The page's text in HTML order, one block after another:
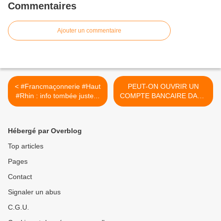
Commentaires
Ajouter un commentaire
< #Francmaçonnerie #Haut
#Rhin : info tombée juste...
PEUT-ON OUVRIR UN
COMPTE BANCAIRE DANS
UN PAYS DE... >
Hébergé par Overblog
Top articles
Pages
Contact
Signaler un abus
C.G.U.